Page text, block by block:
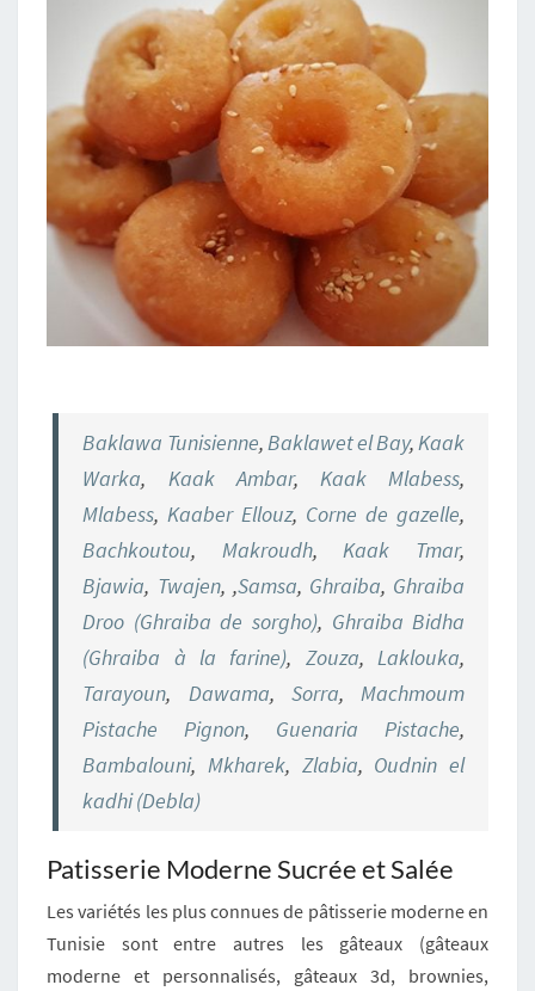
Baklawa Tunisienne, Baklawet el Bay, Kaak
Warka, Kaak Ambar, Kaak Mlabess,
Mlabess, Kaaber Ellouz, Corne de gazelle,
Bachkoutou, Makroudh, Kaak Tmar,
Bjawia, Twajen, ,Samsa, Ghraiba, Ghraiba
Droo (Ghraiba de sorgho), Ghraiba Bidha
(Ghraiba à la farine), Zouza, Laklouka,
Tarayoun, Dawama, Sorra, Machmoum
Pistache Pignon, Guenaria Pistache,
Bambalouni, Mkharek, Zlabia, Oudnin el
kadhi (Debla)
Patisserie Moderne Sucrée et Salée
Les variétés les plus connues de pâtisserie moderne en
Tunisie sont entre autres les gâteaux (gâteaux
moderne et personnalisés, gâteaux 3d, brownies,